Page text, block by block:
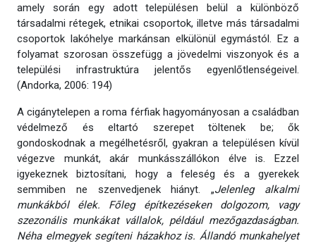
amely során egy adott településen belül a különböző
társadalmi rétegek, etnikai csoportok, illetve más társadalmi
csoportok lakóhelye markánsan elkülönül egymástól. Ez a
folyamat szorosan összefügg a jövedelmi viszonyok és a
települési infrastruktúra jelentős egyenlőtlenségeivel.
(Andorka, 2006: 194)
A cigánytelepen a roma férfiak hagyományosan a családban
védelmező és eltartó szerepet töltenek be; ők
gondoskodnak a megélhetésről, gyakran a településen kívül
végezve munkát, akár munkásszállókon élve is. Ezzel
igyekeznek biztosítani, hogy a feleség és a gyerekek
semmiben ne szenvedjenek hiányt. „Jelenleg alkalmi
munkákból élek. Főleg építkezéseken dolgozom, vagy
szezonális munkákat vállalok, például mezőgazdaságban.
Néha elmegyek segíteni házakhoz is. Állandó munkahelyet